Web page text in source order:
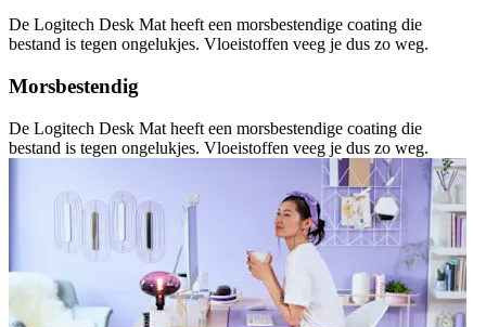
De Logitech Desk Mat heeft een morsbestendige coating die
bestand is tegen ongelukjes. Vloeistoffen veeg je dus zo weg.
Morsbestendig
De Logitech Desk Mat heeft een morsbestendige coating die
bestand is tegen ongelukjes. Vloeistoffen veeg je dus zo weg.